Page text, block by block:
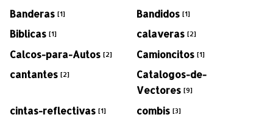
Banderas [1] Bandidos [1]
Biblicas [1] calaveras [2]
Calcos-para-Autos [2] Camioncitos [1]
cantantes [2]
Catalogos-de-
Vectores [9]
cintas-reflectivas [1] combis [3]